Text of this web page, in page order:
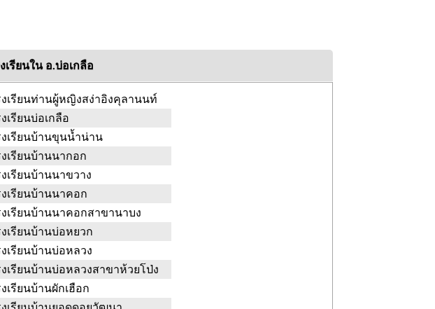
เรียนใน อ.บ่อเกลือ
งเรียนท่านผู้หญิงสง่าอิงคุลานนท์
งเรียนบ่อเกลือ
งเรียนบ้านขุนน้ำน่าน
งเรียนบ้านนากอก
งเรียนบ้านนาขวาง
งเรียนบ้านนาคอก
งเรียนบ้านนาคอกสาขานาบง
งเรียนบ้านบ่อหยวก
งเรียนบ้านบ่อหลวง
งเรียนบ้านบ่อหลวงสาขาห้วยโป่ง
งเรียนบ้านผักเฮือก